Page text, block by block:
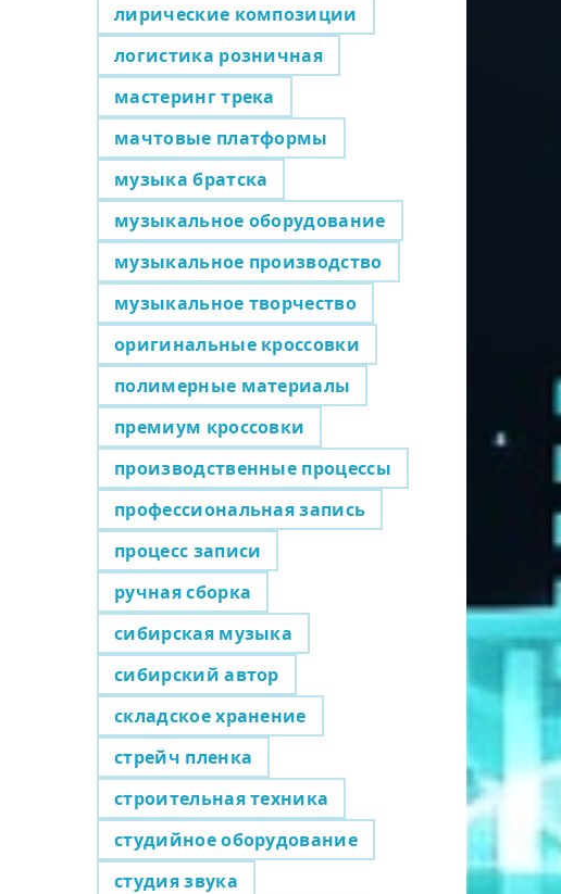
лирические композиции
логистика розничная
мастеринг трека
мачтовые платформы
музыка братска
музыкальное оборудование
музыкальное производство
музыкальное творчество
оригинальные кроссовки
полимерные материалы
премиум кроссовки
производственные процессы
профессиональная запись
процесс записи
ручная сборка
сибирская музыка
сибирский автор
складское хранение
стрейч пленка
строительная техника
студийное оборудование
студия звука